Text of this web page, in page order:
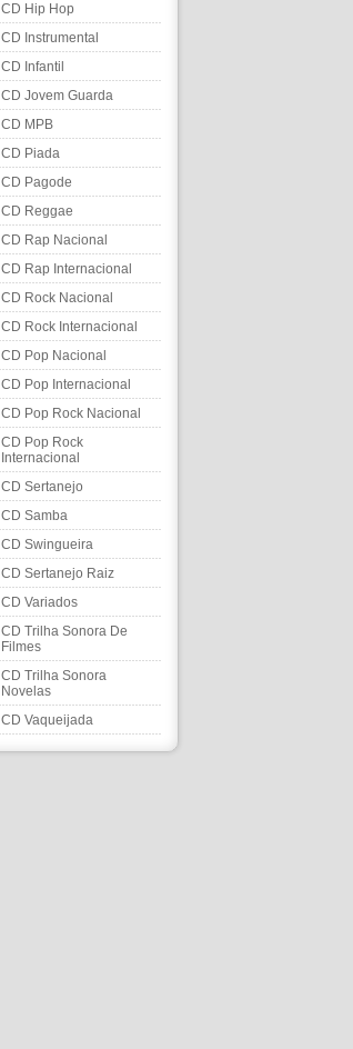
CD Hip Hop
CD Instrumental
CD Infantil
CD Jovem Guarda
CD MPB
CD Piada
CD Pagode
CD Reggae
CD Rap Nacional
CD Rap Internacional
CD Rock Nacional
CD Rock Internacional
CD Pop Nacional
CD Pop Internacional
CD Pop Rock Nacional
CD Pop Rock
Internacional
CD Sertanejo
CD Samba
CD Swingueira
CD Sertanejo Raiz
CD Variados
CD Trilha Sonora De
Filmes
CD Trilha Sonora
Novelas
CD Vaqueijada